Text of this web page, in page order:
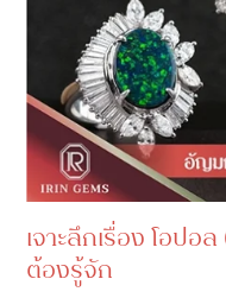
เจาะลึกเรื่อง โอ
ต้องรู้จัก